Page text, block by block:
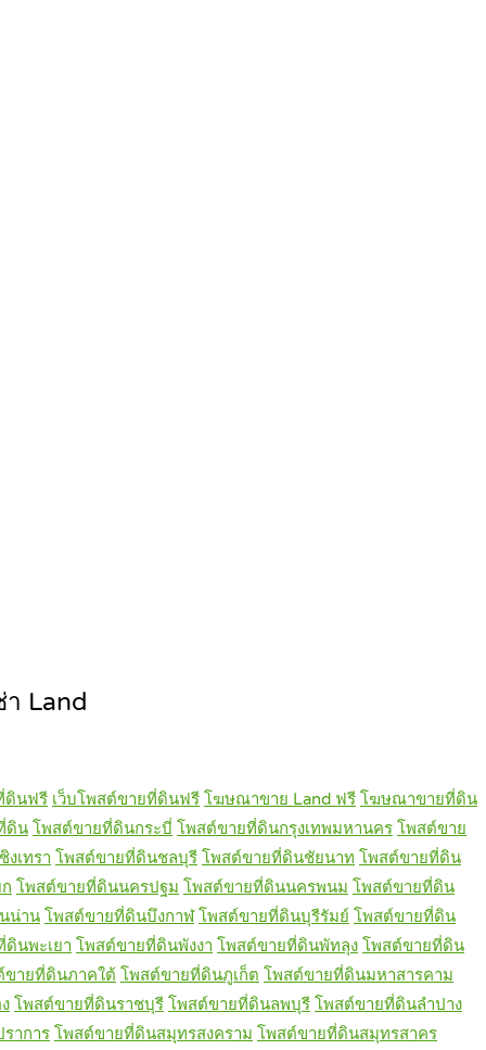
า Land
ดินฟรี เว็บโพสต์ขายที่ดินฟรี โฆษณาขาย Land ฟรี โฆษณาขายที่ดิน
ดิน โพสต์ขายที่ดินกระบี่ โพสต์ขายที่ดินกรุงเทพมหานคร โพสต์ขาย
เทรา โพสต์ขายที่ดินชลบุรี โพสต์ขายที่ดินชัยนาท โพสต์ขายที่ดิน
โพสต์ขายที่ดินนครปฐม โพสต์ขายที่ดินนครพนม โพสต์ขายที่ดิน
น่าน โพสต์ขายที่ดินบึงกาฬ โพสต์ขายที่ดินบุรีรัมย์ โพสต์ขายที่ดิน
นพะเยา โพสต์ขายที่ดินพังงา โพสต์ขายที่ดินพัทลุง โพสต์ขายที่ดิน
ขายที่ดินภาคใต้ โพสต์ขายที่ดินภูเก็ต โพสต์ขายที่ดินมหาสารคาม
โพสต์ขายที่ดินราชบุรี โพสต์ขายที่ดินลพบุรี โพสต์ขายที่ดินลำปาง
าการ โพสต์ขายที่ดินสมุทรสงคราม โพสต์ขายที่ดินสมุทรสาคร